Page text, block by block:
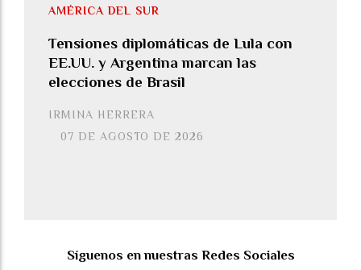
Tensiones diplomáticas de Lula con
EE.UU. y Argentina marcan las
elecciones de Brasil
IRMINA HERRERA
AMÉRICA DEL SUR
07 DE AGOSTO DE 2026
Síguenos en nuestras Redes Sociales